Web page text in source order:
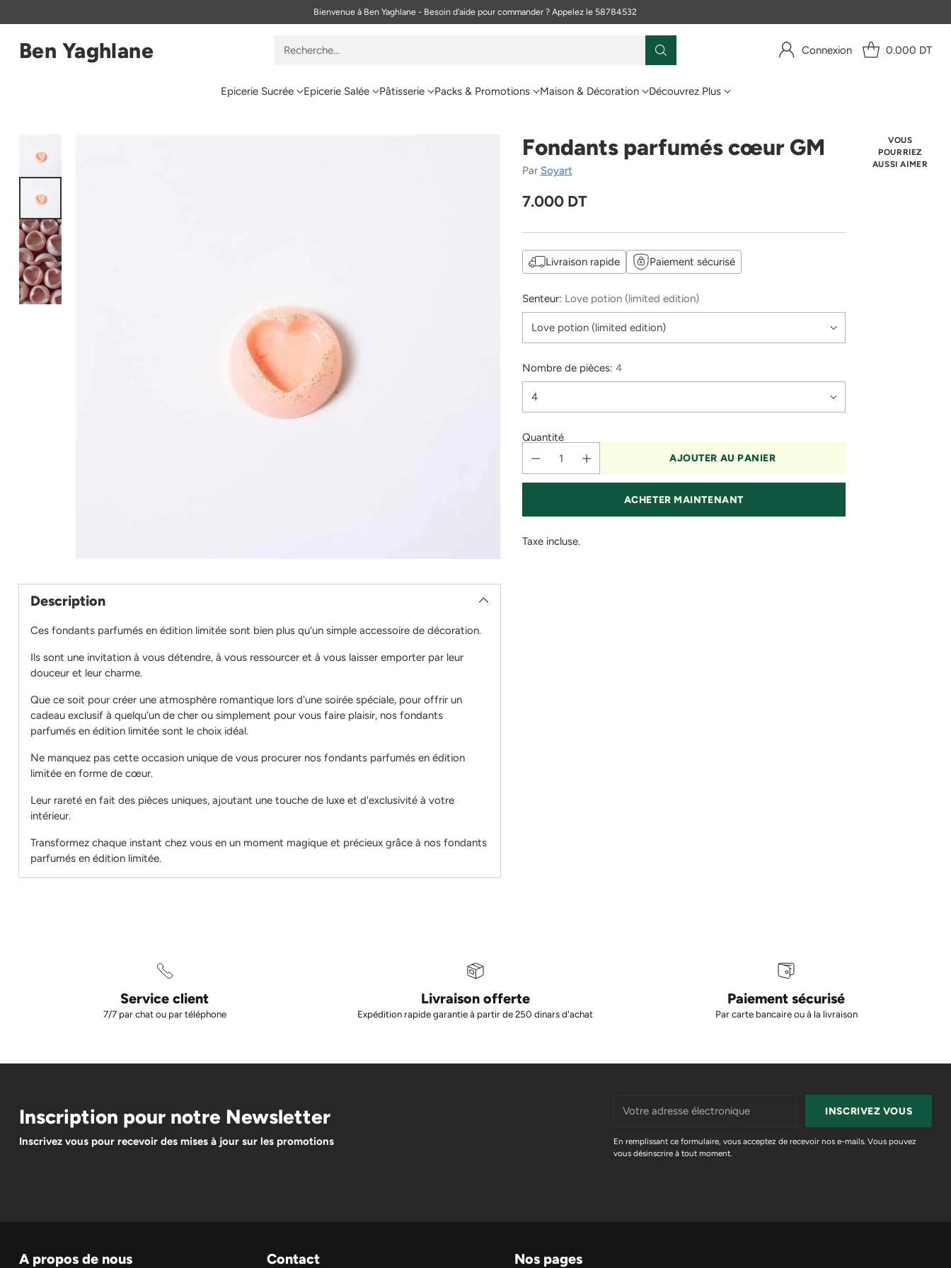
Ben Yaghlane Recherche… Connexion 0.000 DT
Epicerie Sucrée Epicerie Salée Pâtisserie Packs & Promotions Maison & Décoration Découvrez Plus
Bienvenue à Ben Yaghlane - Besoin d'aide pour commander ? Appelez le 58784532
Description
Ces fondants parfumés en édition limitée sont bien plus qu'un simple accessoire de décoration.
Ils sont une invitation à vous détendre, à vous ressourcer et à vous laisser emporter par leur
douceur et leur charme.
Que ce soit pour créer une atmosphère romantique lors d'une soirée spéciale, pour offrir un
cadeau exclusif à quelqu'un de cher ou simplement pour vous faire plaisir, nos fondants
parfumés en édition limitée sont le choix idéal.
Ne manquez pas cette occasion unique de vous procurer nos fondants parfumés en édition
limitée en forme de cœur.
Leur rareté en fait des pièces uniques, ajoutant une touche de luxe et d'exclusivité à votre
intérieur.
Transformez chaque instant chez vous en un moment magique et précieux grâce à nos fondants
parfumés en édition limitée.
Fondants parfumés cœur GM
Par Soyart
Prix
habituel
7.000 DT
Livraison rapide Paiement sécurisé
Senteur: Love potion (limited edition)
Nombre de pièces: 4
Quantité
AJOUTER AU PANIER
ACHETER MAINTENANT
Taxe incluse.
VOUS
POURRIEZ
AUSSI AIMER
Service client
7/7 par chat ou par téléphone
Livraison offerte
Expédition rapide garantie à partir de 250 dinars d'achat
Paiement sécurisé
Par carte bancaire ou à la livraison
Inscription pour notre Newsletter
Inscrivez vous pour recevoir des mises à jour sur les promotions
adresse
INSCRIVEZ VOUS
En remplissant ce formulaire, vous acceptez de recevoir nos e-mails. Vous pouvez
vous désinscrire à tout moment.
A propos de nous Contact Nos pages